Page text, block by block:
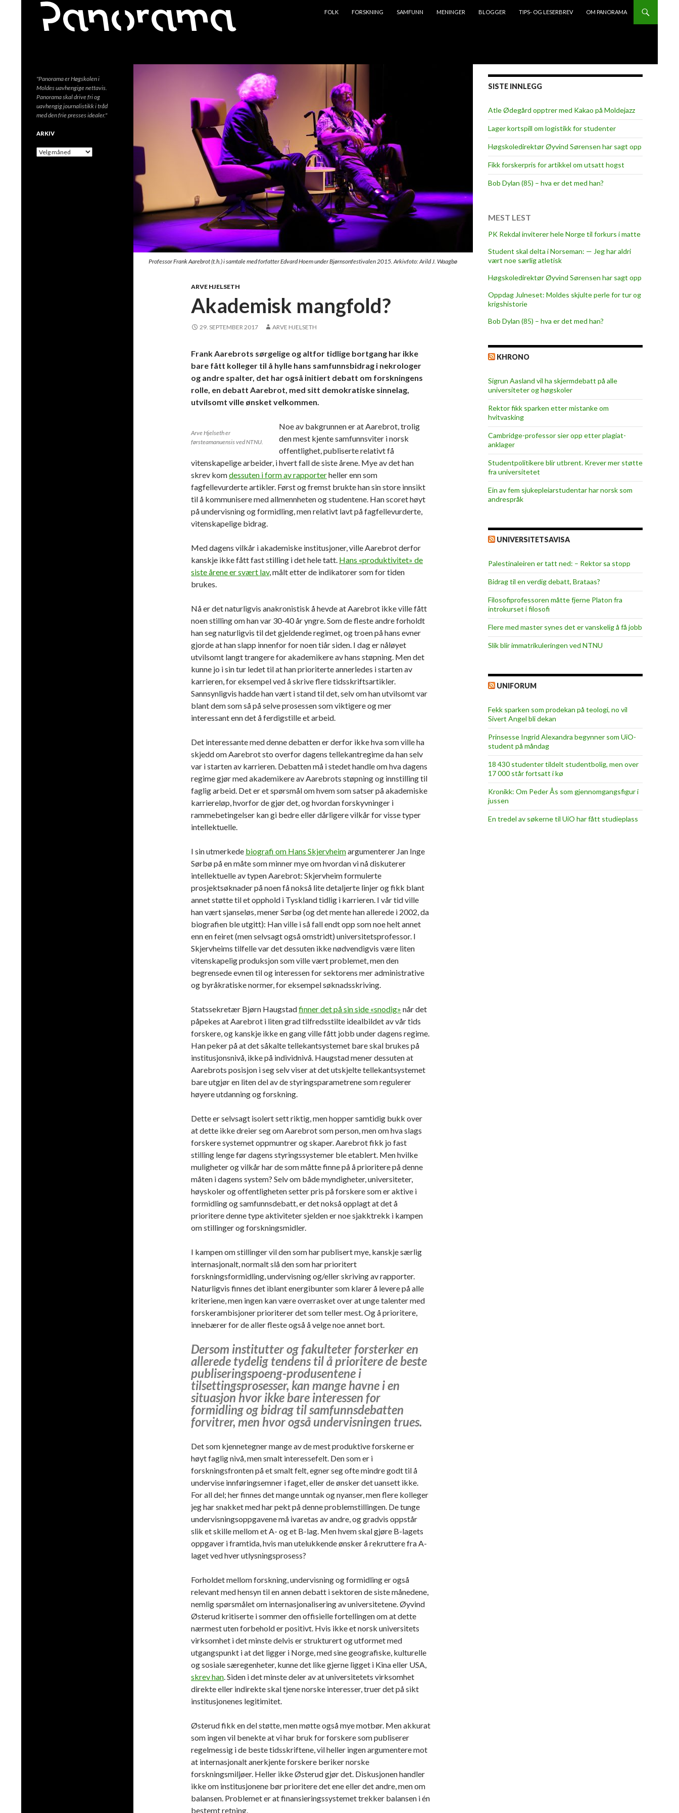
FOLK
FORSKNING SAMFUNN MENINGER BLOGGER TIPS- OG LESERBREV OM PANORAMA
Professor Frank Aarebrot (t.h.) i samtale med forfatter Edvard Hoem under Bjørnsonfestivalen 2015. Arkivfoto: Arild J. Waagbø
ARVE HJELSETH
Akademisk mangfold?
29. SEPTEMBER 2017 ARVE HJELSETH
Frank Aarebrots sørgelige og altfor tidlige bortgang har ikke
bare fått kolleger til å hylle hans samfunnsbidrag i nekrologer
og andre spalter, det har også initiert debatt om forskningens
rolle, en debatt Aarebrot, med sitt demokratiske sinnelag,
utvilsomt ville ønsket velkommen.
Arve Hjelseth er
førsteamanuensis ved NTNU.
Noe av bakgrunnen er at Aarebrot, trolig
den mest kjente samfunnsviter i norsk
offentlighet, publiserte relativt få
vitenskapelige arbeider, i hvert fall de siste årene. Mye av det han
skrev komdessuten i form av rapporterheller enn som
fagfellevurderte artikler. Først og fremst brukte han sin store innsikt
til å kommunisere med allmennheten og studentene. Han scoret høyt
på undervisning og formidling, men relativt lavt på fagfellevurderte,
vitenskapelige bidrag.
Med dagens vilkår i akademiske institusjoner, ville Aarebrot derfor
kanskje ikke fått fast stilling i det hele tatt. Hans «produktivitet» de
siste årene er svært lav, målt etter de indikatorer som for tiden
brukes.
Nå er det naturligvis anakronistisk å hevde at Aarebrot ikke ville fått
noen stilling om han var 30-40 år yngre. Som de fleste andre forholdt
han seg naturligvis til det gjeldende regimet, og troen på hans evner
gjorde at han slapp innenfor for noen tiår siden. I dag er nåløyet
utvilsomt langt trangere for akademikere av hans støpning. Men det
kunne jo i sin tur ledet til at han prioriterte annerledes i starten av
karrieren, for eksempel ved å skrive flere tidsskriftsartikler.
Sannsynligvis hadde han vært i stand til det, selv om han utvilsomt var
blant dem som så på selve prosessen som viktigere og mer
interessant enn det å ferdigstille et arbeid.
Det interessante med denne debatten er derfor ikke hva som ville ha
skjedd om Aarebrot sto overfor dagens tellekantregime da han selv
var i starten av karrieren. Debatten må i stedet handle om hva dagens
regime gjør med akademikere av Aarebrots støpning og innstilling til
faglig arbeid. Det er et spørsmål om hvem som satser på akademiske
karriereløp, hvorfor de gjør det, og hvordan forskyvninger i
rammebetingelser kan gi bedre eller dårligere vilkår for visse typer
intellektuelle.
I sin utmerkede biografi om Hans Skjervheimargumenterer Jan Inge
Sørbø på en måte som minner mye om hvordan vi nå diskuterer
intellektuelle av typen Aarebrot: Skjervheim formulerte
prosjektsøknader på noen få nokså lite detaljerte linjer og fikk blant
annet støtte til et opphold i Tyskland tidlig i karrieren. I vår tid ville
han vært sjanseløs, mener Sørbø (og det mente han allerede i 2002, da
biografien ble utgitt): Han ville i så fall endt opp som noe helt annet
enn en feiret (men selvsagt også omstridt) universitetsprofessor. I
Skjervheims tilfelle var det dessuten ikke nødvendigvis være liten
vitenskapelig produksjon som ville vært problemet, men den
begrensede evnen til og interessen for sektorens mer administrative
og byråkratiske normer, for eksempel søknadsskriving.
Statssekretær Bjørn Haugstadfinner det på sin side «snodig» når det
påpekes at Aarebrot i liten grad tilfredsstilte idealbildet av vår tids
forskere, og kanskje ikke en gang ville fått jobb under dagens regime.
Han peker på at det såkalte tellekantsystemet bare skal brukes på
institusjonsnivå, ikke på individnivå. Haugstad mener dessuten at
Aarebrots posisjon i seg selv viser at det utskjelte tellekantsystemet
bare utgjør en liten del av de styringsparametrene som regulerer
høyere utdanning og forskning.
Dette er selvsagt isolert sett riktig, men hopper samtidig bukk over
at dette ikke dreier seg om Aarebrot som person, men om hva slags
forskere systemet oppmuntrer og skaper. Aarebrot fikk jo fast
stilling lenge før dagens styringssystemer ble etablert. Men hvilke
muligheter og vilkår har de som måtte finne på å prioritere på denne
måten i dagens system? Selv om både myndigheter, universiteter,
høyskoler og offentligheten setter pris på forskere som er aktive i
formidling og samfunnsdebatt, er det nokså opplagt at det å
prioritere denne type aktiviteter sjelden er noe sjakktrekk i kampen
om stillinger og forskningsmidler.
I kampen om stillinger vil den som har publisert mye, kanskje særlig
internasjonalt, normalt slå den som har prioritert
forskningsformidling, undervisning og/eller skriving av rapporter.
Naturligvis finnes det iblant energibunter som klarer å levere på alle
kriteriene, men ingen kan være overrasket over at unge talenter med
forskerambisjoner prioriterer det som teller mest. Og å prioritere,
innebærer for de aller fleste også å velge noe annet bort.
Dersom institutter og fakulteter forsterker en
allerede tydelig tendens til å prioritere de beste
publiseringspoeng-produsentene i
tilsettingsprosesser, kan mange havne i en
situasjon hvor ikke bare interessen for
formidling og bidrag til samfunnsdebatten
forvitrer, men hvor også undervisningen trues.
Det som kjennetegner mange av de mest produktive forskerne er
høyt faglig nivå, men smalt interessefelt. Den som er i
forskningsfronten på et smalt felt, egner seg ofte mindre godt til å
undervise innføringsemner i faget, eller de ønsker det uansett ikke.
For all del; her finnes det mange unntak og nyanser, men flere kolleger
jeg har snakket med har pekt på denne problemstillingen. De tunge
undervisningsoppgavene må ivaretas av andre, og gradvis oppstår
slik et skille mellom et A- og et B-lag. Men hvem skal gjøre B-lagets
oppgaver i framtida, hvis man utelukkende ønsker å rekruttere fra A-
laget ved hver utlysningsprosess?
Forholdet mellom forskning, undervisning og formidling er også
relevant med hensyn til en annen debatt i sektoren de siste månedene,
nemlig spørsmålet om internasjonalisering av universitetene. Øyvind
Østerud kritiserte i sommer den offisielle fortellingen om at dette
nærmest uten forbehold er positivt. Hvis ikke et norsk universitets
virksomhet i det minste delvis er strukturert og utformet med
utgangspunkt i at det ligger i Norge, med sine geografiske, kulturelle
og sosiale særegenheter, kunne det like gjerne ligget i Kina eller USA,
skrev han. Siden i det minste deler av at universitetets virksomhet
direkte eller indirekte skal tjene norske interesser, truer det på sikt
institusjonenes legitimitet.
Østerud fikk en del støtte, men møtte også mye motbør. Men akkurat
som ingen vil benekte at vi har bruk for forskere som publiserer
regelmessig i de beste tidsskriftene, vil heller ingen argumentere mot
at internasjonalt anerkjente forskere beriker norske
forskningsmiljøer. Heller ikke Østerud gjør det. Diskusjonen handler
ikke om institusjonene bør prioritere det ene eller det andre, men om
balansen. Problemet er at finansieringssystemet trekker balansen i én
bestemt retning.
SISTE INNLEGG
Atle Ødegård opptrer med Kakao på Moldejazz
Lager kortspill om logistikk for studenter
Høgskoledirektør Øyvind Sørensen har sagt opp
Fikk forskerpris for artikkel om utsatt hogst
Bob Dylan (85) – hva er det med han?
MEST LEST
PK Rekdal inviterer hele Norge til forkurs i matte
Student skal delta i Norseman: — Jeg har aldri
vært noe særlig atletisk
Høgskoledirektør Øyvind Sørensen har sagt opp
Oppdag Julneset: Moldes skjulte perle for tur og
krigshistorie
Bob Dylan (85) – hva er det med han?
KHRONO
Sigrun Aasland vil ha skjerm­debatt på alle
universiteter og høgskoler
Rektor fikk sparken etter mistanke om
hvitvasking
Cambridge-professor sier opp etter plagiat-
anklager
Studentpolitikere blir utbrent. Krever mer støtte
fra universitetet
Ein av fem sjukepleiar­studentar har norsk som
andrespråk
UNIVERSITETSAVISA
Palestinaleiren er tatt ned: – Rektor sa stopp
Bidrag til en verdig debatt, Brataas?
Filosofiprofessoren måtte fjerne Platon fra
introkurset i filosofi
Flere med master synes det er vanskelig å få jobb
Slik blir immatrikuleringen ved NTNU
UNIFORUM
Fekk sparken som prodekan på teologi, no vil
Sivert Angel bli dekan
Prinsesse Ingrid Alexandra begynner som UiO-
student på måndag
18 430 studenter tildelt studentbolig, men over
17 000 står fortsatt i kø
Kronikk: Om Peder Ås som gjennomgangsfigur i
jussen
En tredel av søkerne til UiO har fått studieplass
"Panorama er Høgskolen i
Moldes uavhengige nettavis.
Panorama skal drive fri og
uavhengig journalistikk i tråd
med den frie presses idealer."
ARKIV
A